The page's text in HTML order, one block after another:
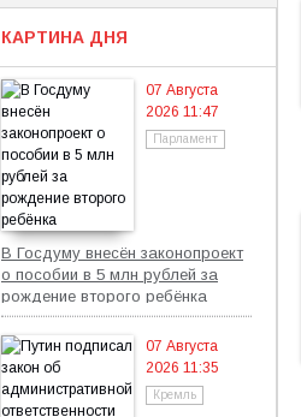
КАРТИНА ДНЯ
07 Августа
2026 11:47
Парламент
В Госдуму внесён законопроект
о пособии в 5 млн рублей за
рождение второго ребёнка
07 Августа
2026 11:35
Кремль